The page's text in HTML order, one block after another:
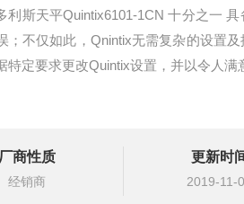
利斯天平Quintix6101-1CN 十分之一
；不仅如此，Qnintix无需复杂的设置
特定要求更改Quintix设置，并以令人满
厂商性质
经销商
更新时
2019-11-